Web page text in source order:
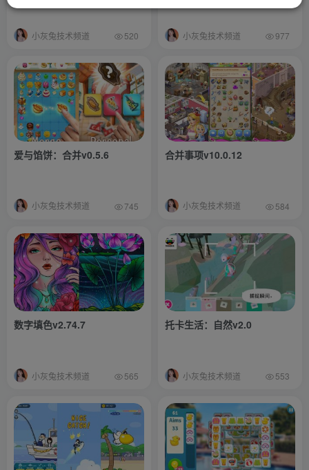
小灰兔技术频道 520 小灰兔技术频道 977
爱与馅饼：合并v0.5.6
小灰兔技术频道 745
合并事项v10.0.12
小灰兔技术频道 584
数字填色v2.74.7
小灰兔技术频道 565
托卡生活：自然v2.0
小灰兔技术频道 553